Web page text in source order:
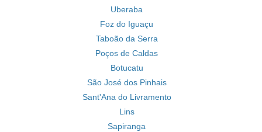
Uberaba
Foz do Iguaçu
Taboão da Serra
Poços de Caldas
Botucatu
São José dos Pinhais
Sant'Ana do Livramento
Lins
Sapiranga